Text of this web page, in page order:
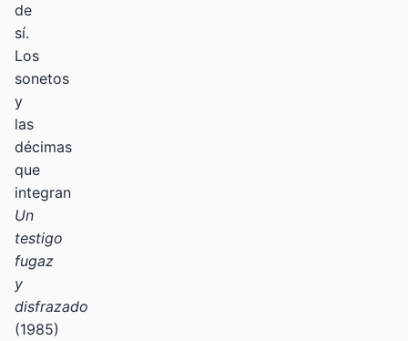
de
sí.
Los
sonetos
y
las
décimas
que
integran
Un
testigo
fugaz
y
disfrazado
(1985)